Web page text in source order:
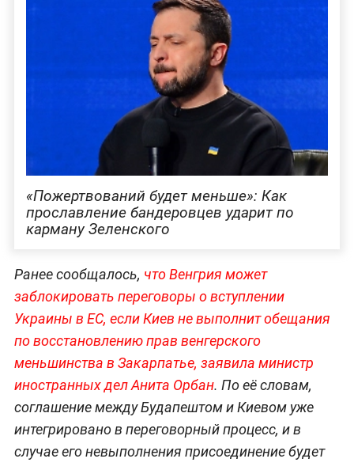
«Пожертвований будет меньше»: Как
прославление бандеровцев ударит по
карману Зеленского
Ранее сообщалось, что Венгрия может
заблокировать переговоры о вступлении
Украины в ЕС, если Киев не выполнит обещания
по восстановлению прав венгерского
меньшинства в Закарпатье, заявила министр
иностранных дел Анита Орбан. По её словам,
соглашение между Будапештом и Киевом уже
интегрировано в переговорный процесс, и в
случае его невыполнения присоединение будет